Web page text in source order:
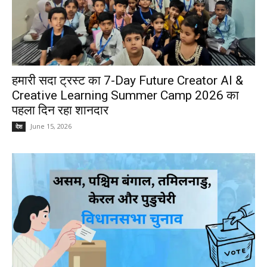
हमारी सदा ट्रस्ट का 7-Day Future Creator AI &
Creative Learning Summer Camp 2026 का
पहला दिन रहा शानदार
देश June 15, 2026